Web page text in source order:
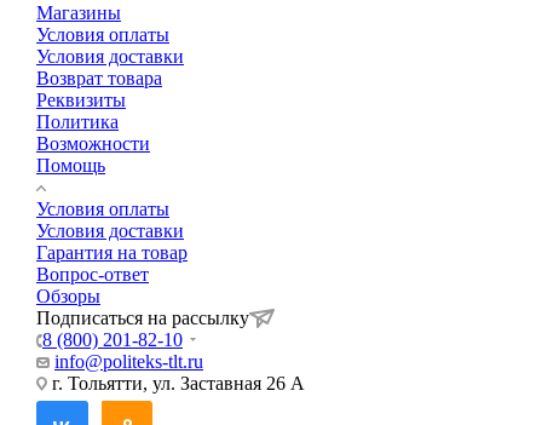
Магазины
Условия оплаты
Условия доставки
Возврат товара
Реквизиты
Политика
Возможности
Помощь
Условия оплаты
Условия доставки
Гарантия на товар
Вопрос-ответ
Обзоры
Подписаться на рассылку
8 (800) 201-82-10
info@politeks-tlt.ru
г. Тольятти, ул. Заставная 26 А